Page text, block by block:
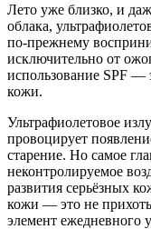
Лето уже близко, и
облака,
по-прежнему
исключительно от
использование SPF —
кожи.
Ультрафиолетовое
провоцирует
старение. Но самое
неконтролируемое
развития серьёзных
кожи — это не
элемент ежедневного